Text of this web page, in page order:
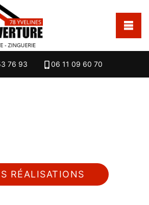
76 93 06 11 09 60 70
RÉALISATIONS